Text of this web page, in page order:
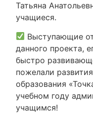
Татьяна
учащиеся.
Выступающие
данного проекта,
быстро
пожелали
образования
учебном году
учащимся!